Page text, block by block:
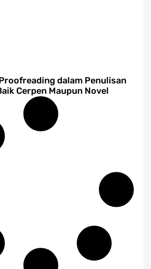
dalam Penulisan
Cerpen Maupun Novel